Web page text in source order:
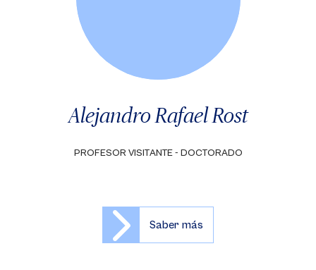
Alejandro Rafael Rost
PROFESOR VISITANTE - DOCTORADO
Saber más